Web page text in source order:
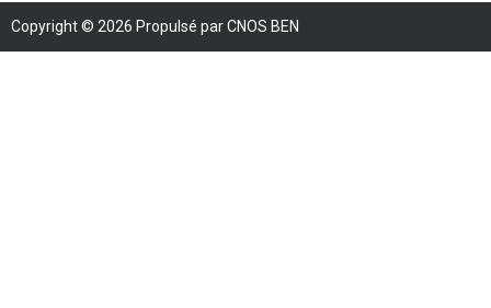
Copyright © 2026 Propulsé par CNOS BEN